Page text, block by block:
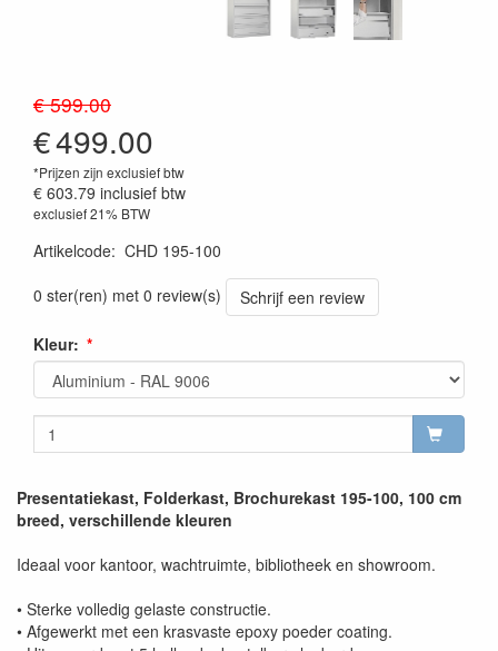
€ 599.00
€499.00
*Prijzen zijn exclusief btw
€ 603.79 inclusief btw
exclusief 21% BTW
Artikelcode: CHD 195-100
0 ster(ren) met 0 review(s)
Schrijf een review
Kleur:
Presentatiekast, Folderkast, Brochurekast 195-100, 100 cm
breed, verschillende kleuren
Ideaal voor kantoor, wachtruimte, bibliotheek en showroom.
• Sterke volledig gelaste constructie.
• Afgewerkt met een krasvaste epoxy poeder coating.